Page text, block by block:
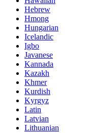
Hebrew
Hmong
Hungarian
Icelandic
Igbo
Javanese
Kannada
Kazakh
Khmer
Kurdish
Kyrgyz
Latin
Latvian
Lithuanian